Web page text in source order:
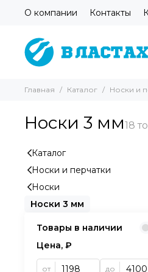
О компании Контакты
Главная Каталог Носки и
Носки 3 мм
Каталог
Носки и перчатки
Носки
Носки 3 мм
Товары в наличии
Цена, ₽
от до